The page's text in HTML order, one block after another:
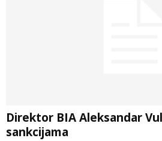
Direktor BIA Aleksandar
sankcijama